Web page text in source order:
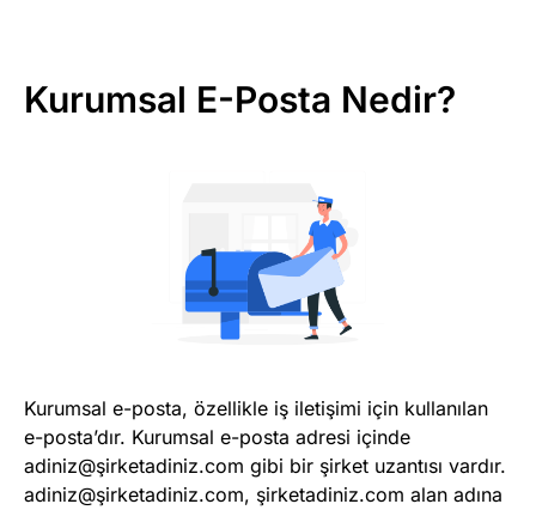
Kurumsal E-Posta Nedir?
Kurumsal e-posta, özellikle iş iletişimi için kullanılan
e-posta’dır. Kurumsal e-posta adresi içinde
adiniz@şirketadiniz.com gibi bir şirket uzantısı vardır.
adiniz@şirketadiniz.com, şirketadiniz.com alan adına